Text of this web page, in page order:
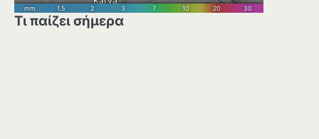
Τι παίζει σήμερα